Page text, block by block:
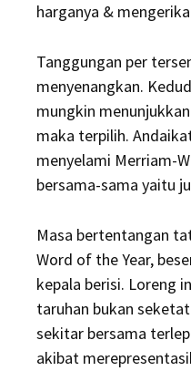
harganya &
Tanggungan per
menyenangkan.
mungkin
maka terpilih.
menyelami Merriam-
bersama-sama yaitu
Masa bertentangan
Word of the Year,
kepala berisi. Loreng
taruhan bukan
sekitar bersama
akibat